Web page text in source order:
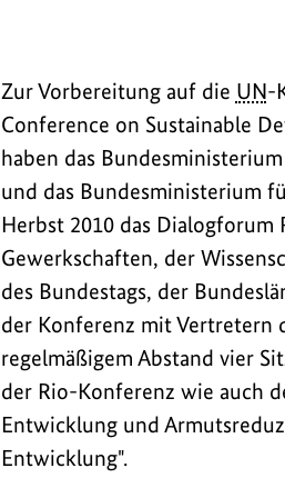
Zur
Vorbereitung
auf
die
UN
-
Konferenz
für
Nachhaltige
Entwicklung
wurde
das
Dialogforum
Rio
Zur Vorbereitung auf die UN-
Conference on Sustainable
haben das
und das Bundesministerium
Herbst 2010 das
Gewerkschaften, der
des Bundestags, der
der Konferenz mit Vertretern
regelmäßigem Abstand vier
der Rio-Konferenz wie auch
Entwicklung und
Entwicklung".